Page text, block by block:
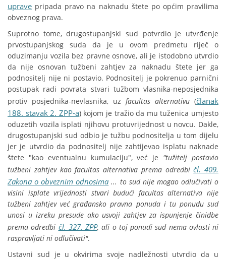
uprave pripada pravo na naknadu štete po općim pravilima
obveznog prava.
Suprotno tome, drugostupanjski sud potvrdio je utvrđenje
prvostupanjskog suda da je u ovom predmetu riječ o
oduzimanju vozila bez pravne osnove, ali je istodobno utvrdio
da nije osnovan tužbeni zahtjev za naknadu štete jer ga
podnositelj nije ni postavio. Podnositelj je pokrenuo parnični
postupak radi povrata stvari tužbom vlasnika-neposjednika
protiv posjednika-nevlasnika, uz facultas alternativu (članak
188. stavak 2. ZPP-a) kojom je tražio da mu tuženica umjesto
oduzetih vozila isplati njihovu protuvrijednost u novcu. Dakle,
drugostupanjski sud odbio je tužbu podnositelja u tom dijelu
jer je utvrdio da podnositelj nije zahtijevao isplatu naknade
štete "kao eventualnu kumulaciju", već je "tužitelj postavio
tužbeni zahtjev kao facultas alternativa prema odredbičl. 409.
Zakona o obveznim odnosima ... to sud nije mogao odlučivati o
visini isplate vrijednosti stvari budući facultas alternativa nije
tužbeni zahtjev već građansko pravna ponuda i tu ponudu sud
unosi u izreku presude ako usvoji zahtjev za ispunjenje činidbe
prema odredbi čl. 327. ZPP, ali o toj ponudi sud nema ovlasti ni
raspravljati ni odlučivati".
Ustavni sud je u okvirima svoje nadležnosti utvrdio da u